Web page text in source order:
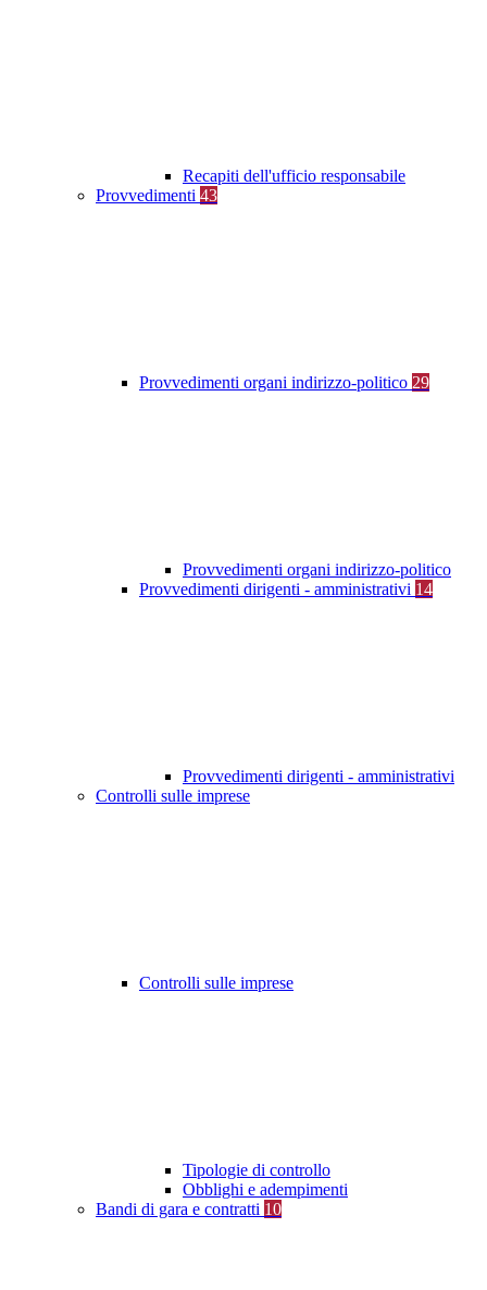
Recapiti dell'ufficio responsabile
Provvedimenti 43
Provvedimenti organi indirizzo-politico 29
Provvedimenti organi indirizzo-politico
Provvedimenti dirigenti - amministrativi 14
Provvedimenti dirigenti - amministrativi
Controlli sulle imprese
Controlli sulle imprese
Tipologie di controllo
Obblighi e adempimenti
Bandi di gara e contratti 10